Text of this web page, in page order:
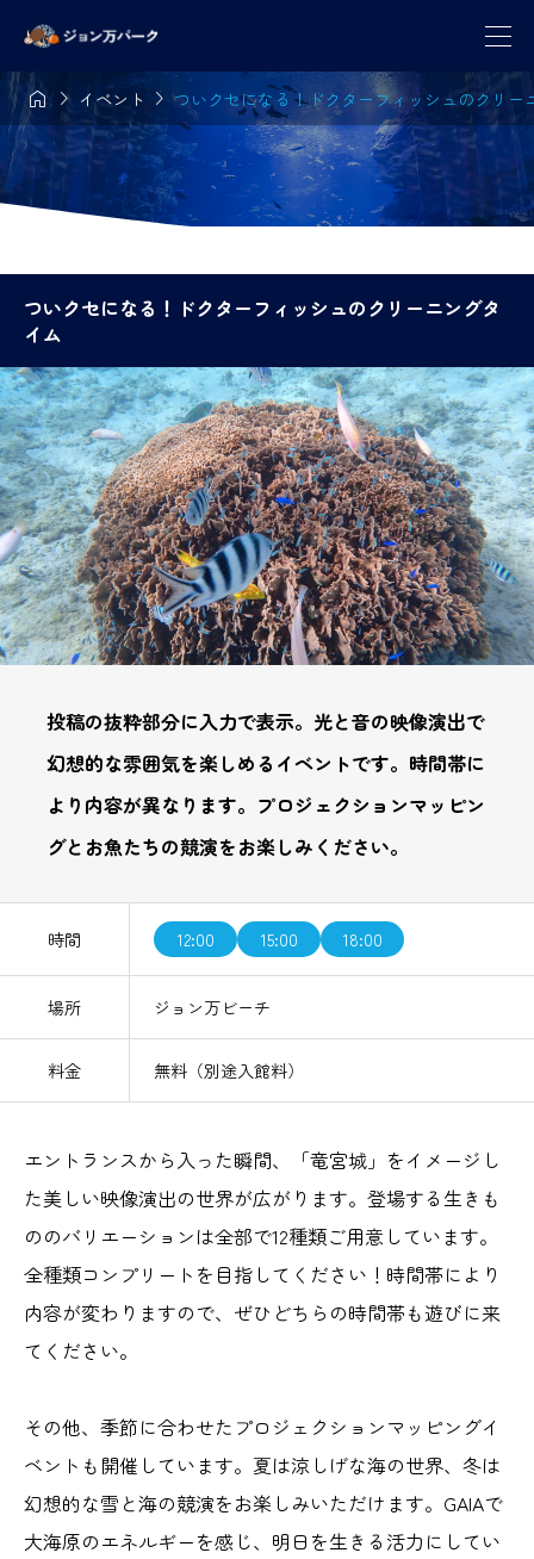
 イベント ついクセになる！ドクターフィッシュのクリー
ついクセになる！ドクターフィッシュのクリーニングタ
イム
投稿の抜粋部分に入力で表示。光と音の映像演出で
幻想的な雰囲気を楽しめるイベントです。時間帯に
より内容が異なります。プロジェクションマッピン
グとお魚たちの競演をお楽しみください。
時間 12:00 15:00 18:00
場所 ジョン万ビーチ
料金 無料（別途入館料）
エントランスから入った瞬間、「竜宮城」をイメージし
た美しい映像演出の世界が広がります。登場する生きも
ののバリエーションは全部で12種類ご用意しています。
全種類コンプリートを目指してください！時間帯により
内容が変わりますので、ぜひどちらの時間帯も遊びに来
てください。
その他、季節に合わせたプロジェクションマッピングイ
ベントも開催しています。夏は涼しげな海の世界、冬は
幻想的な雪と海の競演をお楽しみいただけます。GAIAで
大海原のエネルギーを感じ、明日を生きる活力にしてい